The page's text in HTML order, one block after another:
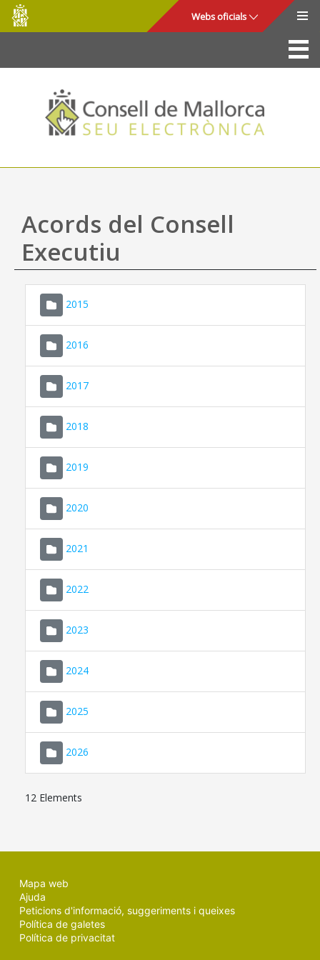
Salta al contingut principal
Consell
de
Mallorca
Webs oficials
La Seu
Consell de Mallorca
Accés i seguretat
Utilitats
Ajuda
Acords del Consell
Executiu
2015
2016
2017
2018
2019
2020
2021
2022
2023
2024
2025
2026
12 Elements
Mapa web
Ajuda
Peticions d'informació, suggeriments i queixes
Política de galetes
Política de privacitat